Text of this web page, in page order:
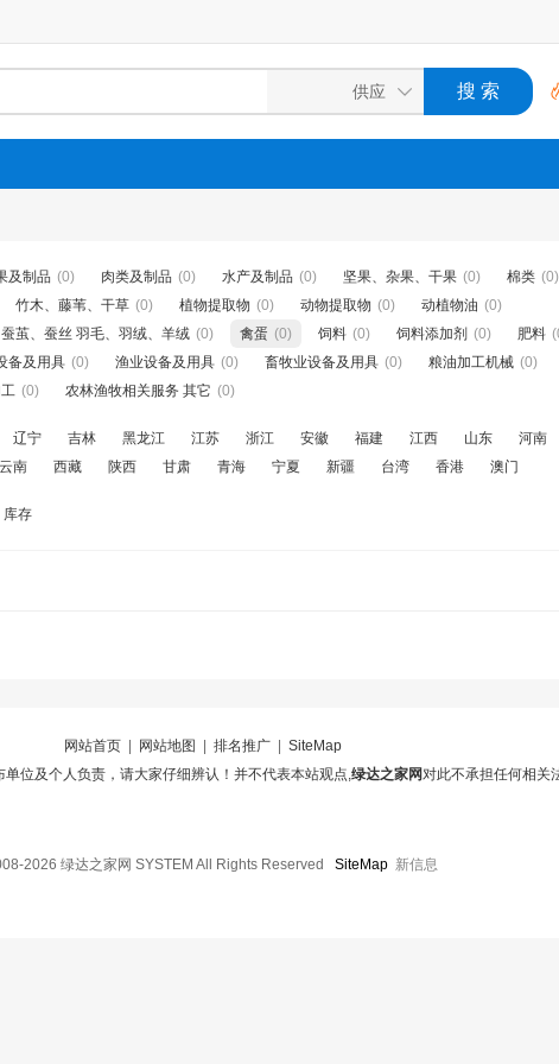
及制品 (0) 肉类及制品 (0) 水产及制品 (0) 坚果、杂果、干果 (0) 棉类 (0)
竹木、藤苇、干草 (0) 植物提取物 (0) 动物提取物 (0) 动植物油 (0)
蚕茧、蚕丝 羽毛、羽绒、羊绒 (0) 禽蛋 (0) 饲料 (0) 饲料添加剂 (0) 肥料
备及用具 (0) 渔业设备及用具 (0) 畜牧业设备及用具 (0) 粮油加工机械 (0)
(0) 农林渔牧相关服务 其它 (0)
辽宁 吉林 黑龙江 江苏 浙江 安徽 福建 江西 山东
河南
云南 西藏 陕西 甘肃 青海 宁夏 新疆 台湾 香港 澳门
库存
网站首页 网站地图 排名推广
SiteMap
位及个人负责，请大家仔细辨认！并不代表本站观点,绿达之家网对此不承担任何相关
2026 绿达之家网 SYSTEM All Rights Reserved SiteMap 新信息